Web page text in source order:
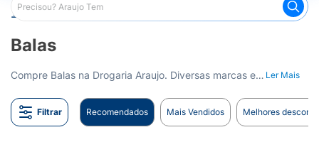
Araujo Mercado
Balas
Compre Balas na Drogaria Araujo. Diversas marcas e sabores para adoçar o seu dia. Entrega para todo o Brasil. Ler Mais
Filtrar Recomendados Mais Vendidos Melhores